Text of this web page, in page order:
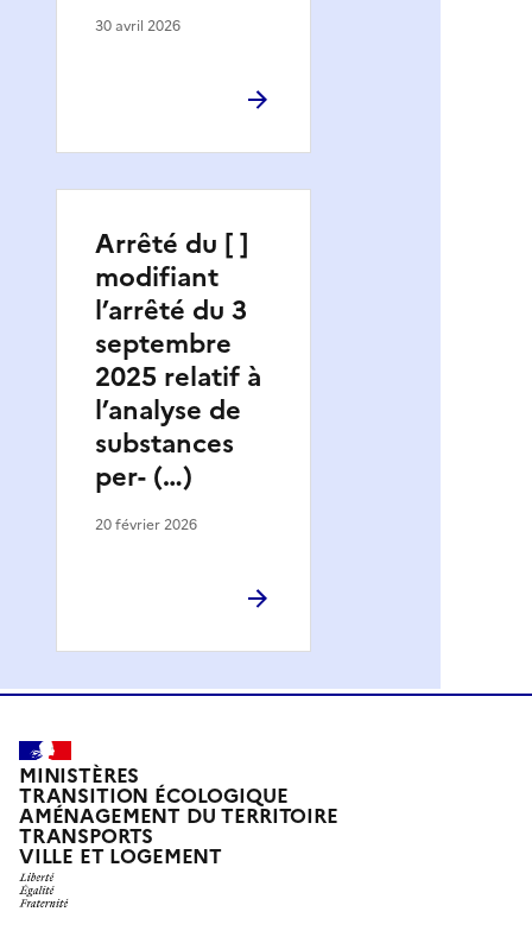
30 avril 2026
Arrêté du [ ]
modifiant
l’arrêté du 3
septembre
2025 relatif à
l’analyse de
substances
per- (…)
20 février 2026
MINISTÈRES
TRANSITION ÉCOLOGIQUE
AMÉNAGEMENT DU TERRITOIRE
TRANSPORTS
VILLE ET LOGEMENT